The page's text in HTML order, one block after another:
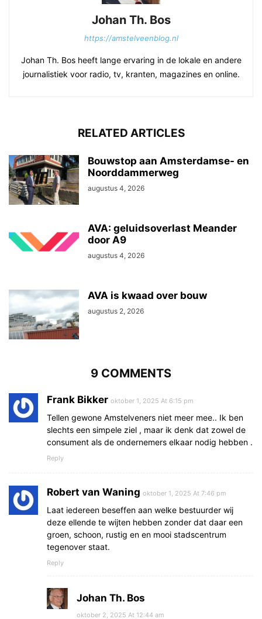
Johan Th. Bos
https://amstelveenblog.nl
Johan Th. Bos heeft lange ervaring in de lokale en andere
journalistiek voor radio, tv, kranten, magazines en online.
RELATED ARTICLES
Bouwstop aan Amsterdamse- en
Noorddammerweg
augustus 4, 2026
AVA: geluidsoverlast Meander
door A9
augustus 4, 2026
AVA is kwaad over bouw
augustus 2, 2026
9 COMMENTS
Frank Bikker oktober 1, 2025 At 6:15 pm
Tellen gewone Amstelveners niet meer mee.. Ik ben
slechts een simpele ziel , maar ik denk dat zowel de
consument als de ondernemers elkaar nodig hebben .
Reply
Robert van Waning oktober 1, 2025 At 7:46 pm
Laat iedereen beseffen aan welke bestuurder wij
deze ellende te wijten hebben zonder dat daar een
groen, schoon, rustig en en mooi stadscentrum
tegenover staat.
Reply
Johan Th. Bos
oktober 2, 2025 At 12:44 am